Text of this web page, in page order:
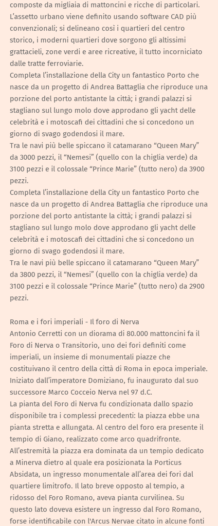
composte da migliaia di mattoncini e ricche di particolari.
L’assetto urbano viene definito usando software CAD più
convenzionali; si delineano così i quartieri del centro
storico, i moderni quartieri dove sorgono gli altissimi
grattacieli, zone verdi e aree ricreative, il tutto incorniciato
dalle tratte ferroviarie.
Completa l’installazione della City un fantastico Porto che
nasce da un progetto di Andrea Battaglia che riproduce una
porzione del porto antistante la città; i grandi palazzi si
stagliano sul lungo molo dove approdano gli yacht delle
celebrità e i motoscafi dei cittadini che si concedono un
giorno di svago godendosi il mare.
Tra le navi più belle spiccano il catamarano “Queen Mary”
da 3000 pezzi, il “Nemesi” (quello con la chiglia verde) da
3100 pezzi e il colossale “Prince Marie” (tutto nero) da 3900
pezzi.
Completa l’installazione della City un fantastico Porto che
nasce da un progetto di Andrea Battaglia che riproduce una
porzione del porto antistante la città; i grandi palazzi si
stagliano sul lungo molo dove approdano gli yacht delle
celebrità e i motoscafi dei cittadini che si concedono un
giorno di svago godendosi il mare.
Tra le navi più belle spiccano il catamarano “Queen Mary”
da 3800 pezzi, il “Nemesi” (quello con la chiglia verde) da
3100 pezzi e il colossale “Prince Marie” (tutto nero) da 2900
pezzi.
Roma e i fori imperiali - Il foro di Nerva
Antonio Cerretti con un diorama di 80.000 mattoncini fa il
Foro di Nerva o Transitorio, uno dei fori definiti come
imperiali, un insieme di monumentali piazze che
costituivano il centro della città di Roma in epoca imperiale.
Iniziato dall’imperatore Domiziano, fu inaugurato dal suo
successore Marco Cocceio Nerva nel 97 d.C.
La pianta del Foro di Nerva fu condizionata dallo spazio
disponibile tra i complessi precedenti: la piazza ebbe una
pianta stretta e allungata. Al centro del foro era presente il
tempio di Giano, realizzato come arco quadrifronte.
All’estremità la piazza era dominata da un tempio dedicato
a Minerva dietro al quale era posizionata la Porticus
Absidata, un ingresso monumentale all’area dei fori dal
quartiere limitrofo. Il lato breve opposto al tempio, a
ridosso del Foro Romano, aveva pianta curvilinea. Su
questo lato doveva esistere un ingresso dal Foro Romano,
forse identificabile con l'Arcus Nervae citato in alcune fonti